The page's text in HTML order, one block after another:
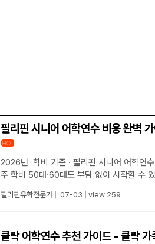
필리핀 시니어 어학연수 비용 완벽
HOT
2026년 학비 기준 · 필리핀 시니어 어학연수 전문 필리핀 시니어 어학연수 비용 총정리 추천 학원
주 학비 50대·60대도 부담 없이 시작
필리핀유학전문가| 07-03 view 259
클락 어학연수 추천 가이드 - 클락